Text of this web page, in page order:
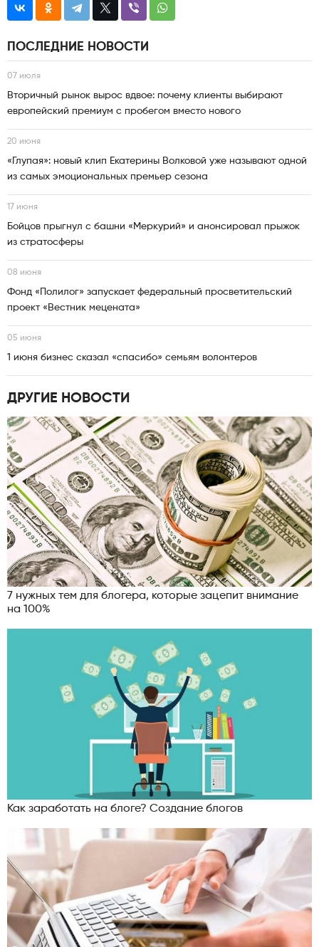
ПОСЛЕДНИЕ НОВОСТИ
07 июля
Вторичный рынок вырос вдвое: почему клиенты выбирают
европейский премиум с пробегом вместо нового
20 июня
«Глупая»: новый клип Екатерины Волковой уже называют одной
из самых эмоциональных премьер сезона
17 июня
Бойцов прыгнул с башни «Меркурий» и анонсировал прыжок
из стратосферы
08 июня
Фонд «Полилог» запускает федеральный просветительский
проект «Вестник мецената»
05 июня
1 июня бизнес сказал «спасибо» семьям волонтеров
ДРУГИЕ НОВОСТИ
7 нужных тем для блогера, которые зацепит внимание
на 100%
Как заработать на блоге? Создание блогов